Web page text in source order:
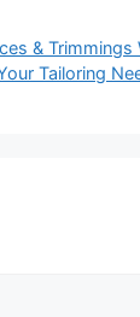
& Trimmings
Tailoring